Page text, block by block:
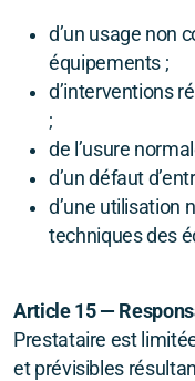
d’un usage non
équipements ;
d’interventions
;
de l’usure
d’un défaut
d’une utilisation
techniques des
Article 15 —
Prestataire est
et prévisibles